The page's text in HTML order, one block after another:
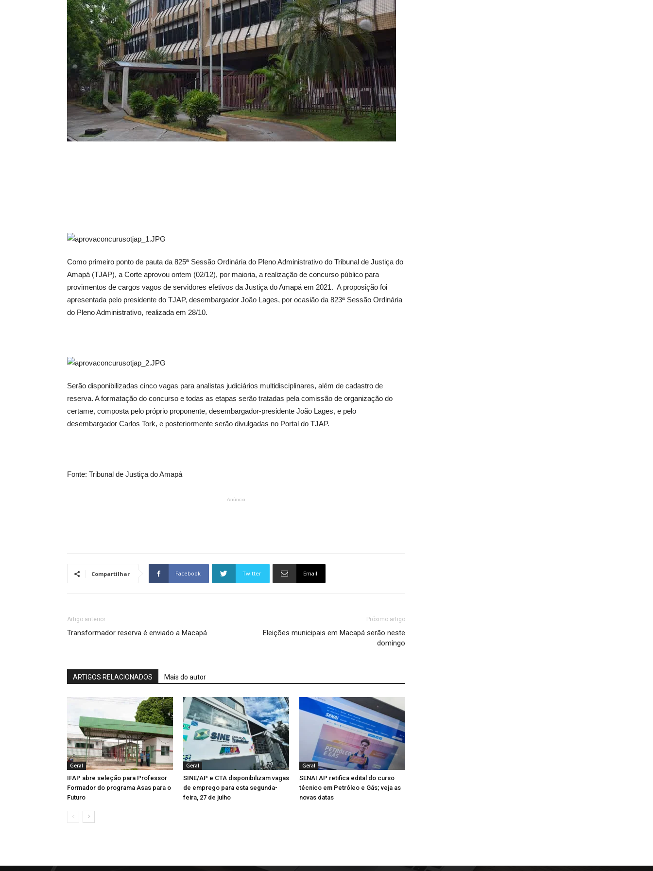
Como primeiro ponto de pauta da 825ª Sessão Ordinária do Pleno Administrativo do Tribunal de Justiça do
Amapá (TJAP), a Corte aprovou ontem (02/12), por maioria, a realização de concurso público para
provimentos de cargos vagos de servidores efetivos da Justiça do Amapá em 2021. A proposição foi
apresentada pelo presidente do TJAP, desembargador João Lages, por ocasião da 823ª Sessão Ordinária
do Pleno Administrativo, realizada em 28/10.
Serão disponibilizadas cinco vagas para analistas judiciários multidisciplinares, além de cadastro de
reserva. A formatação do concurso e todas as etapas serão tratadas pela comissão de organização do
certame, composta pelo próprio proponente, desembargador-presidente João Lages, e pelo
desembargador Carlos Tork, e posteriormente serão divulgadas no Portal do TJAP.
Fonte: Tribunal de Justiça do Amapá
Anúncio
Compartilhar Facebook Twitter Email
Artigo anterior
Transformador reserva é enviado a Macapá
Próximo artigo
Eleições municipais em Macapá serão neste
domingo
ARTIGOS RELACIONADOS Mais do autor
Geral
IFAP abre seleção para Professor
Formador do programa Asas para o
Futuro
Geral
SINE/AP e CTA disponibilizam vagas
de emprego para esta segunda-
feira, 27 de julho
Geral
SENAI AP retifica edital do curso
técnico em Petróleo e Gás; veja as
novas datas